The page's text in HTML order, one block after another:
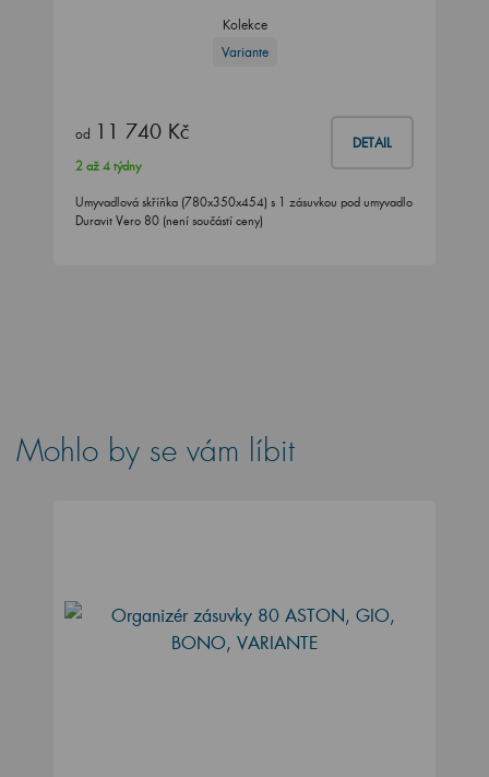
Kolekce
Variante
od 11 740 Kč DETAIL
2 až 4 týdny
Umyvadlová skříňka (780x350x454) s 1 zásuvkou pod umyvadlo
Duravit Vero 80 (není součástí ceny)
Mohlo by se vám líbit